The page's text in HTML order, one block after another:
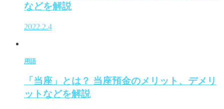
などを解説
2022.2.4
用語
「当座」とは？ 当座預金のメリット、デメリ
ットなどを解説